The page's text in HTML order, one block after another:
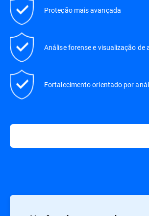
Proteção mais avançada
Análise forense e visualização de
Fortalecimento orientado por